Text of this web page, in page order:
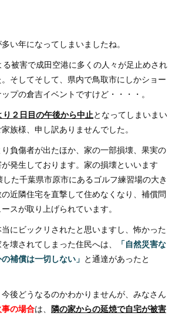
い年になってしまいましたね。
る被害で成田空港に多くの人々が足止めされ
そしてそして、県内で鳥取市にしかショー
プの倉吉イベントですけど・・・・。
２日目の午後から中止となってしまいまい
族様、申し訳ありませんでした。
負傷者が出たほか、 家の一部損壊、果実の
発生しております。 家の損壊といいます
した千葉県市原市にあるゴルフ練習場の大き
近隣住宅を直撃して住めなくなり、 補償問
スが取り上げられています。
にビックリされたと思いますし、怖かった
壊されてしまった住民へは、
「自然災害な
補償は一切しない」 と通達があったと
後どうなるのかわかりませんが、 みなさん
事の場合は、 隣の家からの延焼で自宅が被害